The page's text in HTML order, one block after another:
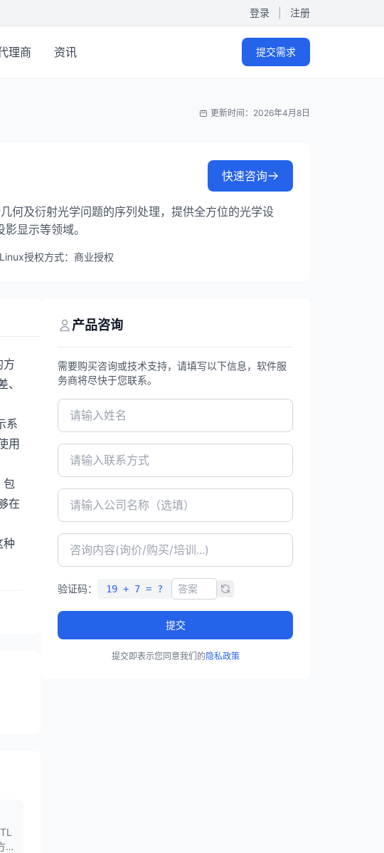
登录 注册
理商 资讯 提交需求
更新时间：2026年4月8日
快速咨询
何及衍射光学问题的序列处理，提供全方位的光学设
显示等领域。
授权方式：商业授权
方
系
用
包
在
种
产品咨询
需要购买咨询或技术支持，请填写以下信息，软件服
务商将尽快于您联系。
验证码： 19 + 7 = ?
提交
提交即表示您同意我们的隐私政策